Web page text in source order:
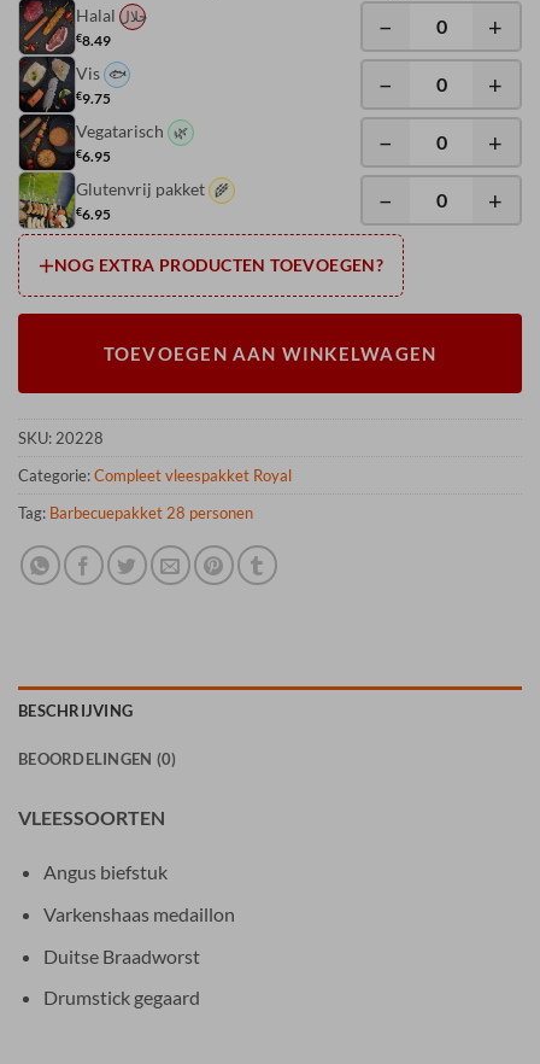
Halal حلال
€8.49 − +
Vis 🐟
€9.75 − +
Vegatarisch 🌿
€6.95 − +
Glutenvrij pakket 🌾
€6.95 − +
NOG EXTRA PRODUCTEN TOEVOEGEN?
TOEVOEGEN AAN WINKELWAGEN
SKU: 20228
Categorie:Compleet vleespakket Royal
Tag: Barbecuepakket 28 personen
BESCHRIJVING
BEOORDELINGEN (0)
VLEESSOORTEN
Angus biefstuk
Varkenshaas medaillon
Duitse Braadworst
Drumstick gegaard